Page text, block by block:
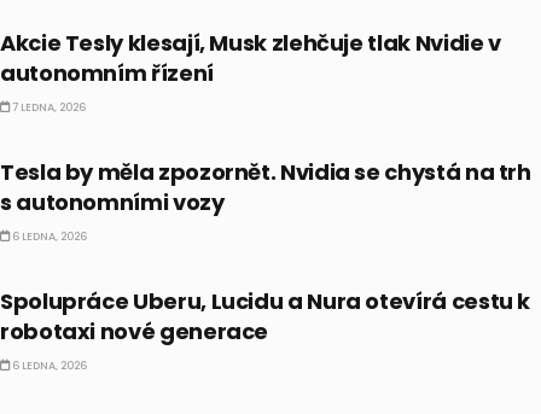
Akcie Tesly klesají, Musk zlehčuje tlak Nvidie v
autonomním řízení
7 LEDNA, 2026
Tesla by měla zpozornět. Nvidia se chystá na trh
s autonomními vozy
6 LEDNA, 2026
Spolupráce Uberu, Lucidu a Nura otevírá cestu k
robotaxi nové generace
6 LEDNA, 2026